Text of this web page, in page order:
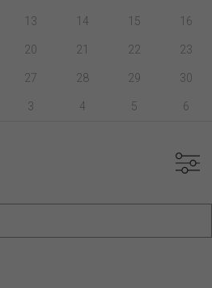
13 14 15 16
20 21 22 23
27 28 29 30
3 4 5 6